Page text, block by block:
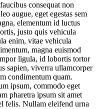
consequat non
augue, eget egestas sem
elementum id luctus
justo quis vehicula
enim, vitae vehicula
magna euismod
ligula, id lobortis tortor
sapien, viverra ullamcorper
condimentum quam.
ipsum, commodo eget
pharetra ipsum sit amet
felis. Nullam eleifend urna